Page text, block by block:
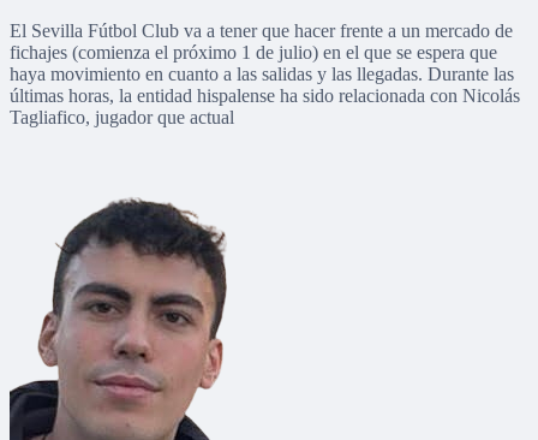
El Sevilla Fútbol Club va a tener que hacer frente a un mercado de
fichajes (comienza el próximo 1 de julio) en el que se espera que
haya movimiento en cuanto a las salidas y las llegadas. Durante las
últimas horas, la entidad hispalense ha sido relacionada con Nicolás
Tagliafico, jugador que actual